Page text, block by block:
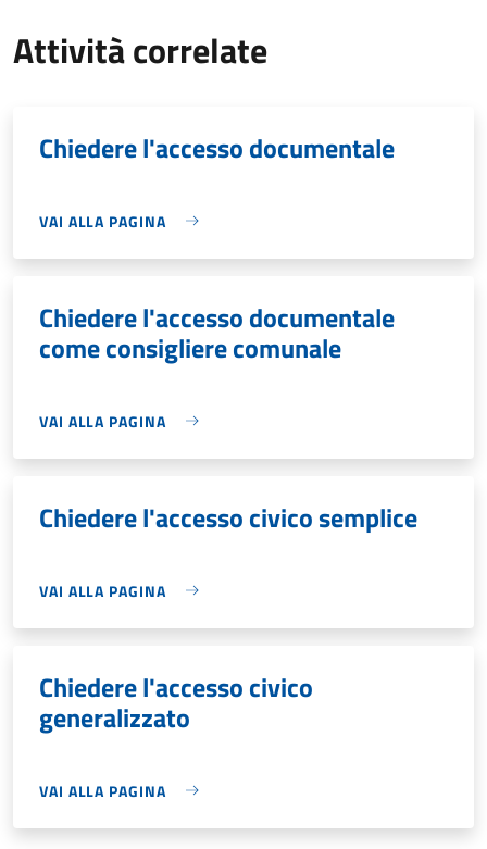
Attività correlate
Chiedere l'accesso documentale
VAI ALLA PAGINA
Chiedere l'accesso documentale
come consigliere comunale
VAI ALLA PAGINA
Chiedere l'accesso civico semplice
VAI ALLA PAGINA
Chiedere l'accesso civico
generalizzato
VAI ALLA PAGINA